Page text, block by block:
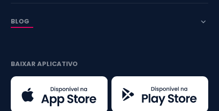
BLOG
BAIXAR APLICATIVO